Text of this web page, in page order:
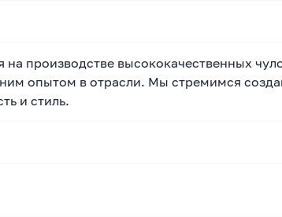
производстве высококачественных
опытом в отрасли. Мы стремимся
и стиль.